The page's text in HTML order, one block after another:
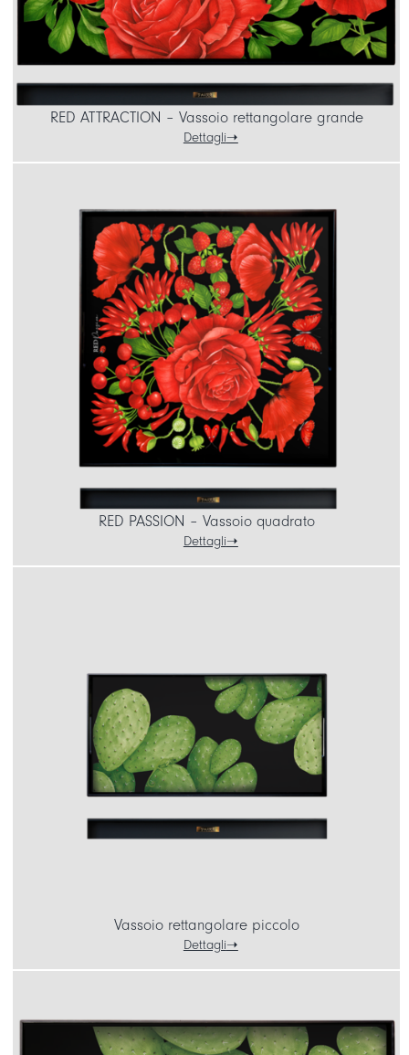
RED ATTRACTION – Vassoio rettangolare grande
Dettagli
RED PASSION – Vassoio quadrato
Dettagli
Vassoio rettangolare piccolo
Dettagli